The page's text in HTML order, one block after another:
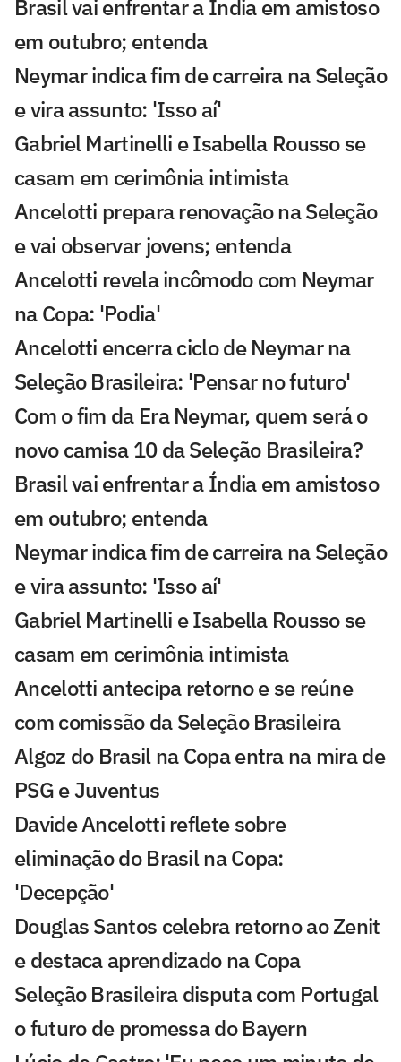
Brasil vai enfrentar a Índia em amistoso
em outubro; entenda
Neymar indica fim de carreira na Seleção
e vira assunto: 'Isso aí'
Gabriel Martinelli e Isabella Rousso se
casam em cerimônia intimista
Ancelotti prepara renovação na Seleção
e vai observar jovens; entenda
Ancelotti revela incômodo com Neymar
na Copa: 'Podia'
Ancelotti encerra ciclo de Neymar na
Seleção Brasileira: 'Pensar no futuro'
Com o fim da Era Neymar, quem será o
novo camisa 10 da Seleção Brasileira?
Brasil vai enfrentar a Índia em amistoso
em outubro; entenda
Neymar indica fim de carreira na Seleção
e vira assunto: 'Isso aí'
Gabriel Martinelli e Isabella Rousso se
casam em cerimônia intimista
Ancelotti antecipa retorno e se reúne
com comissão da Seleção Brasileira
Algoz do Brasil na Copa entra na mira de
PSG e Juventus
Davide Ancelotti reflete sobre
eliminação do Brasil na Copa:
'Decepção'
Douglas Santos celebra retorno ao Zenit
e destaca aprendizado na Copa
Seleção Brasileira disputa com Portugal
o futuro de promessa do Bayern